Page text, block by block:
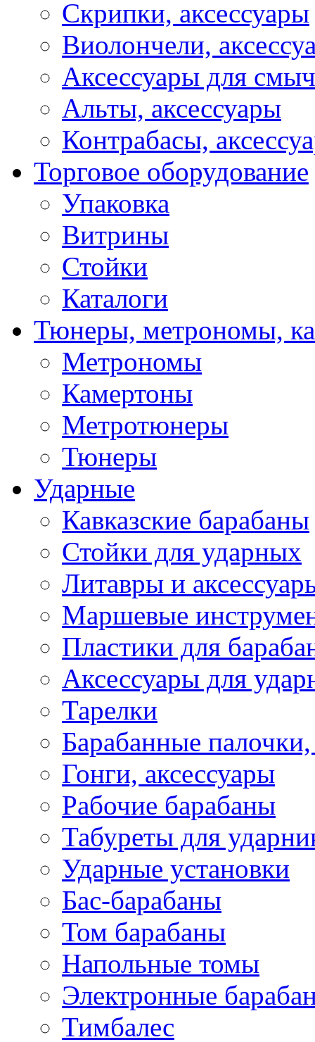
Скрипки, аксессуары
Виолончели,
Аксессуары для
Альты, аксессуары
Контрабасы,
Торговое оборудование
Упаковка
Витрины
Стойки
Каталоги
Тюнеры, метрономы,
Метрономы
Камертоны
Метротюнеры
Тюнеры
Ударные
Кавказские барабаны
Стойки для ударных
Литавры и
Маршевые
Пластики для
Аксессуары для
Тарелки
Барабанные палочки,
Гонги, аксессуары
Рабочие барабаны
Табуреты для
Ударные установки
Бас-барабаны
Том барабаны
Напольные томы
Электронные
Тимбалес